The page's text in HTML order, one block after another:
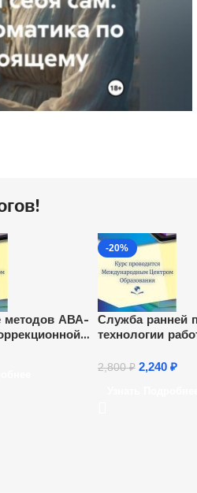
методов АВА-
-20%
Служба ранней
технологии
специалистов
2,800₽ 2,240 ₽